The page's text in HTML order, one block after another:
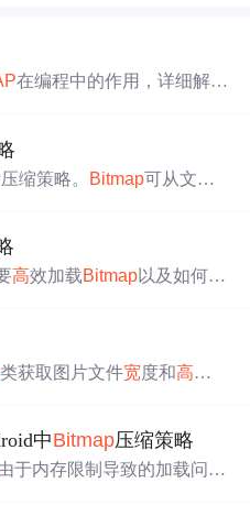
在编程中的作用，详细解释
缩策略。 Bitmap可从文件
码实现，最后提供了Andro
高效加载Bitmap以及如何实
2的指数。通过先加载图片
加载，可以避免图片拉伸
类获取图片文件宽度和高度
中Bitmap压缩策略
于内存限制导致的加载问